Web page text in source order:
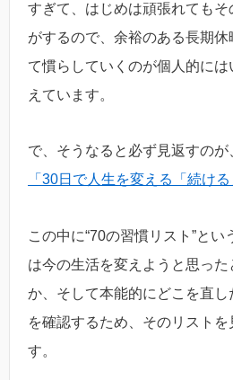
すぎて、はじめは頑張れても
がするので、余裕のある長期
て慣らしていくのが個人的に
えています。
で、そうなると必ず見返すのが
「30日で人生を変える「続ける
この中に“70の習慣リスト”と
は今の生活を変えようと思っ
か、そして本能的にどこを直
を確認するため、そのリストを
す。